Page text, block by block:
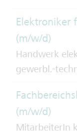
Elektroniker
(m/w/d)
Handwerk
gewerbl.-
(m/w/d)
MitarbeiterIn